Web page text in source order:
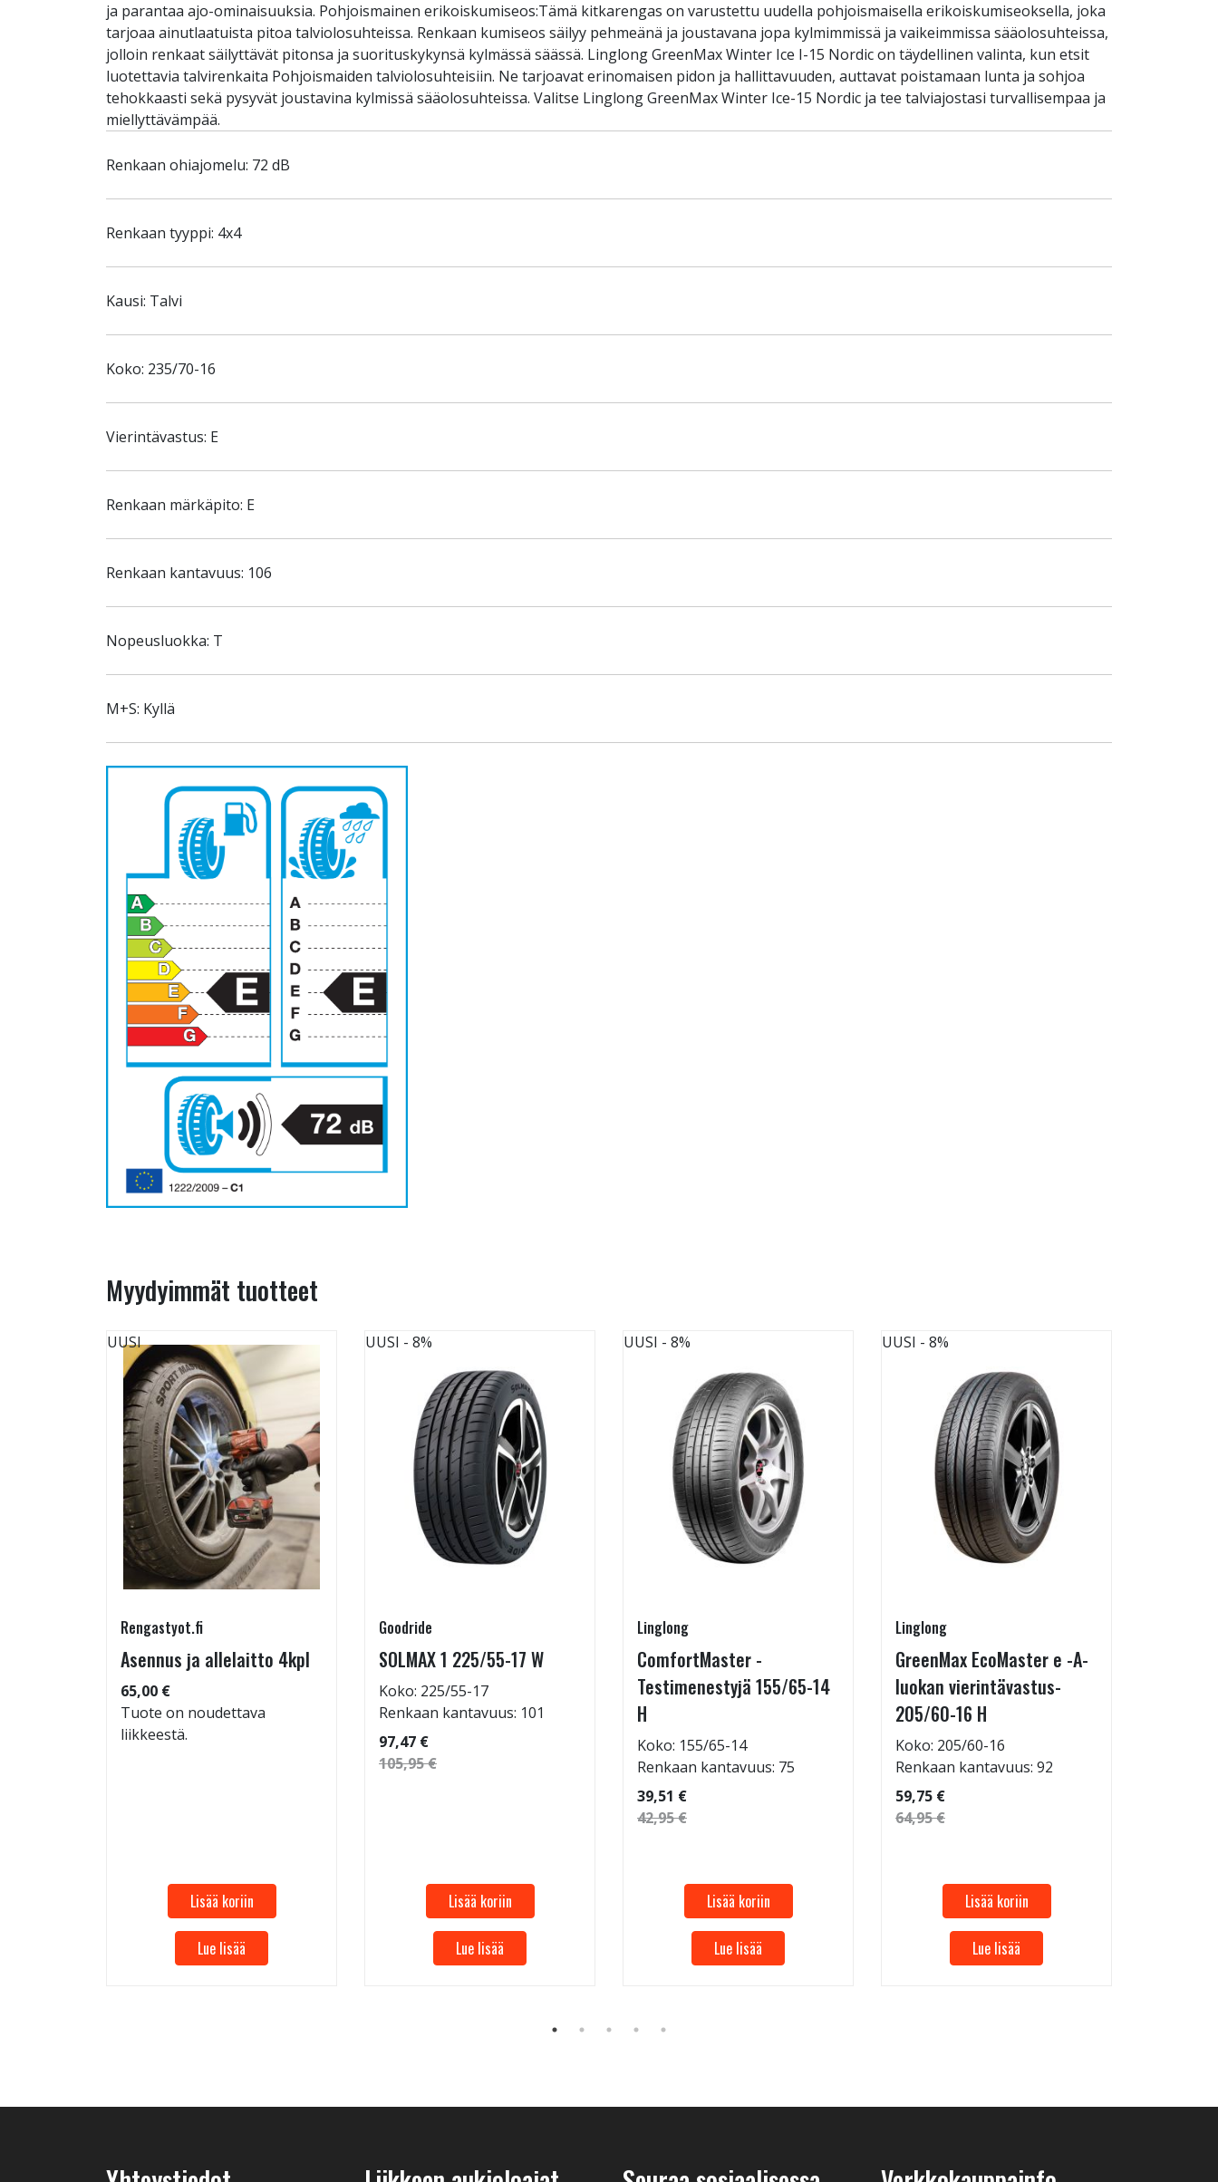
ja parantaa ajo-ominaisuuksia. Pohjoismainen erikoiskumiseos:Tämä kitkarengas on varustettu uudella pohjoismaisella erikoiskumiseoksella, joka
tarjoaa ainutlaatuista pitoa talviolosuhteissa. Renkaan kumiseos säilyy pehmeänä ja joustavana jopa kylmimmissä ja vaikeimmissa sääolosuhteissa,
jolloin renkaat säilyttävät pitonsa ja suorituskykynsä kylmässä säässä. Linglong GreenMax Winter Ice I-15 Nordic on täydellinen valinta, kun etsit
luotettavia talvirenkaita Pohjoismaiden talviolosuhteisiin. Ne tarjoavat erinomaisen pidon ja hallittavuuden, auttavat poistamaan lunta ja sohjoa
tehokkaasti sekä pysyvät joustavina kylmissä sääolosuhteissa. Valitse Linglong GreenMax Winter Ice-15 Nordic ja tee talviajostasi turvallisempaa ja
miellyttävämpää.
Renkaan ohiajomelu: 72 dB
Renkaan tyyppi: 4x4
Kausi: Talvi
Koko: 235/70-16
Vierintävastus: E
Renkaan märkäpito: E
Renkaan kantavuus: 106
Nopeusluokka: T
M+S: Kyllä
Myydyimmät tuotteet
UUSI
Rengastyot.fi
Asennus ja allelaitto 4kpl
65,00 €
Tuote on noudettava
liikkeestä.
Lisää koriin
Lue lisää
UUSI - 8%
Goodride
SOLMAX 1 225/55-17 W
Koko: 225/55-17
Renkaan kantavuus: 101
97,47 €
105,95 €
Lisää koriin
Lue lisää
UUSI - 8%
Linglong
ComfortMaster -
Testimenestyjä 155/65-14
H
Koko: 155/65-14
Renkaan kantavuus: 75
39,51 €
42,95 €
Lisää koriin
Lue lisää
UUSI - 8%
Linglong
GreenMax EcoMaster e -A-
luokan vierintävastus-
205/60-16 H
Koko: 205/60-16
Renkaan kantavuus: 92
59,75 €
64,95 €
Lisää koriin
Lue lisää